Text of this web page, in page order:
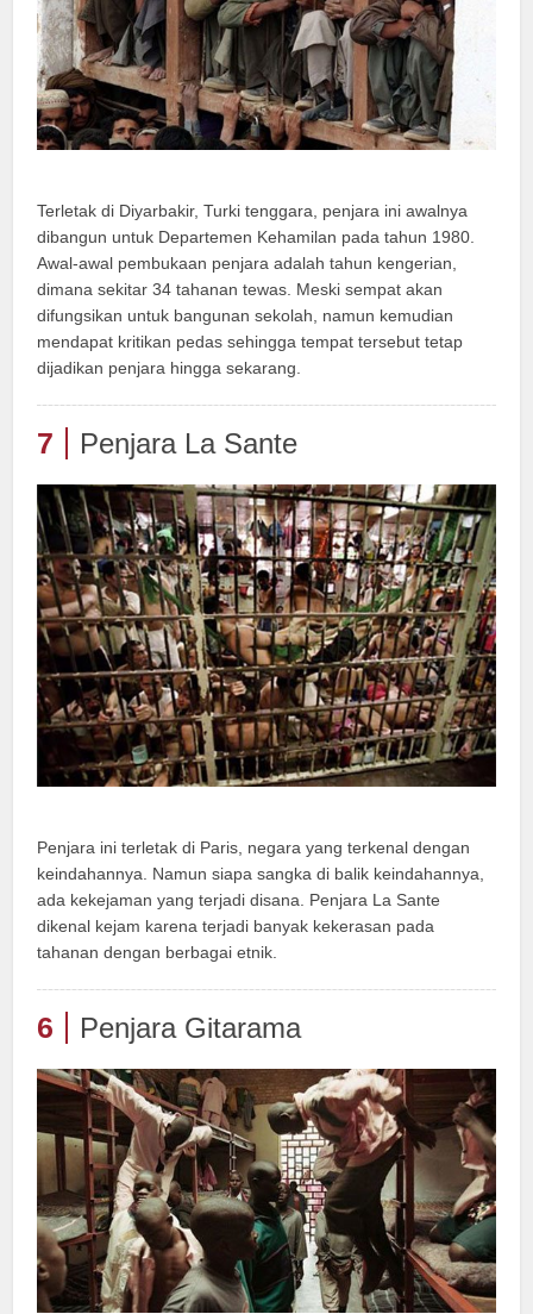
Terletak di Diyarbakir, Turki tenggara, penjara ini awalnya
dibangun untuk Departemen Kehamilan pada tahun 1980.
Awal-awal pembukaan penjara adalah tahun kengerian,
dimana sekitar 34 tahanan tewas. Meski sempat akan
difungsikan untuk bangunan sekolah, namun kemudian
mendapat kritikan pedas sehingga tempat tersebut tetap
dijadikan penjara hingga sekarang.
7 Penjara La Sante
Penjara ini terletak di Paris, negara yang terkenal dengan
keindahannya. Namun siapa sangka di balik keindahannya,
ada kekejaman yang terjadi disana. Penjara La Sante
dikenal kejam karena terjadi banyak kekerasan pada
tahanan dengan berbagai etnik.
6 Penjara Gitarama